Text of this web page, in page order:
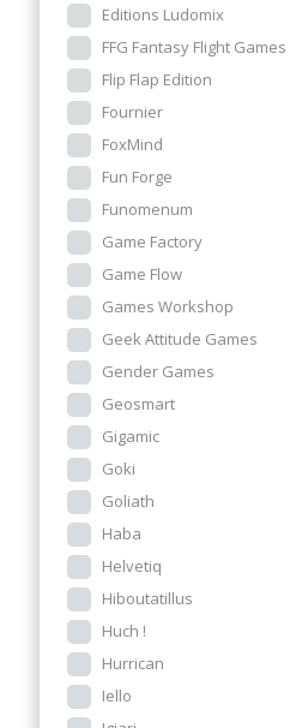
Editions Ludomix
FFG Fantasy Flight Games
Flip Flap Edition
Fournier
FoxMind
Fun Forge
Funomenum
Game Factory
Game Flow
Games Workshop
Geek Attitude Games
Gender Games
Geosmart
Gigamic
Goki
Goliath
Haba
Helvetiq
Hiboutatillus
Huch !
Hurrican
Iello